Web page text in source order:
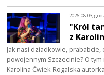
2026-08-03,
"Król
z
Jak nasi dziadkowie,
powojennym Szczecinie? O
Karolina Ćwiek-Rogalska